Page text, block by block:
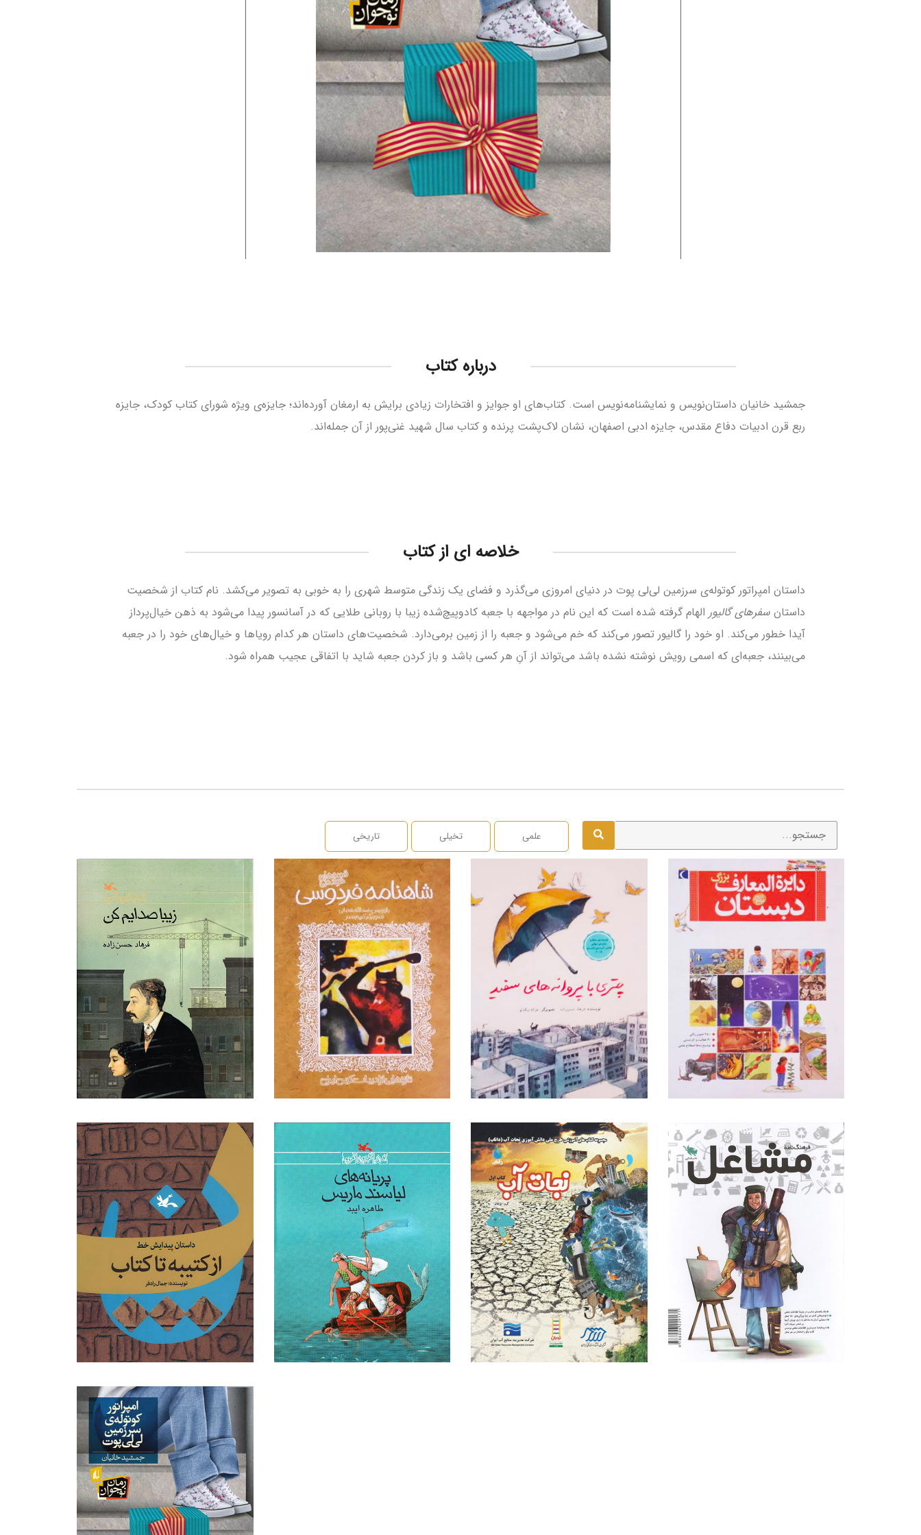
درباره کتاب
جمشید خانیان داستان­‌نویس و نمایشنامه‌نویس است. کتاب‌­های او جوایز و افتخارات زیادی برایش به ارمغان آورده‌­اند؛ جایزه­‌ی ویژه­‌ شورای کتاب کودک، جایزه­‌
ربع قرن ادبیات دفاع مقدس، جایزه­‌ ادبی اصفهان، نشان لاک­‌پشت پرنده و کتاب سال شهید غنی‌­پور از آن جمله‌­اند.
خلاصه ای از کتاب
داستان امپراتور کوتوله‌ی سرزمین لی‌لی پوت در دنیای امروزی می­‌گذرد و فضای یک زندگی متوسط شهری را به خوبی به تصویر می­‌کشد. نام کتاب از شخصیت
داستان سفرهای گالیور الهام گرفته شده است که این نام در مواجهه­ با جعبه­ کادوپیچ­‌شده­ زیبا با روبانی طلایی که در آسانسور پیدا می‌­شود به ذهن خیال­‌پرداز
آیدا خطور می­‌کند. او خود را گالیور تصور می­‌کند که خم می‌­شود و جعبه را از زمین برمی­‌دارد. شخصیت­‌های داستان هر کدام رویاها و خیال­‌های خود را در جعبه
می­‌بینند، جعبه­‌ای که اسمی رویش نوشته نشده باشد می­‌تواند از آنِ هر کسی باشد و باز کردن جعبه شاید با اتفاقی عجیب همراه شود.
علمی تخیلی تاریخی